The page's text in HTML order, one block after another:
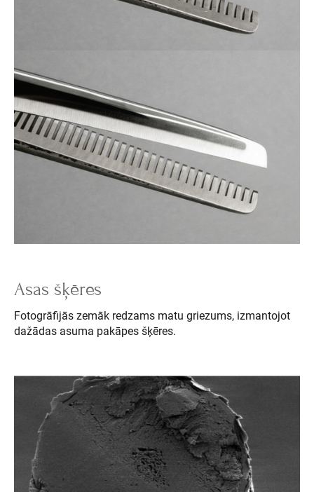
Asas šķēres
Fotogrāfijās zemāk redzams matu griezums, izmantojot
dažādas asuma pakāpes šķēres.